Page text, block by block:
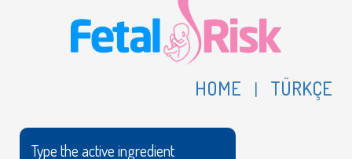
HOME | TÜRKÇE
Type the active ingredient